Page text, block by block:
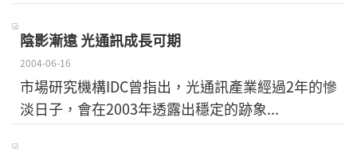
陰影漸遠 光通訊成長可期
2004-06-16
市場研究機構IDC曾指出，光通訊產業經過2年的慘
淡日子，會在2003年透露出穩定的跡象...